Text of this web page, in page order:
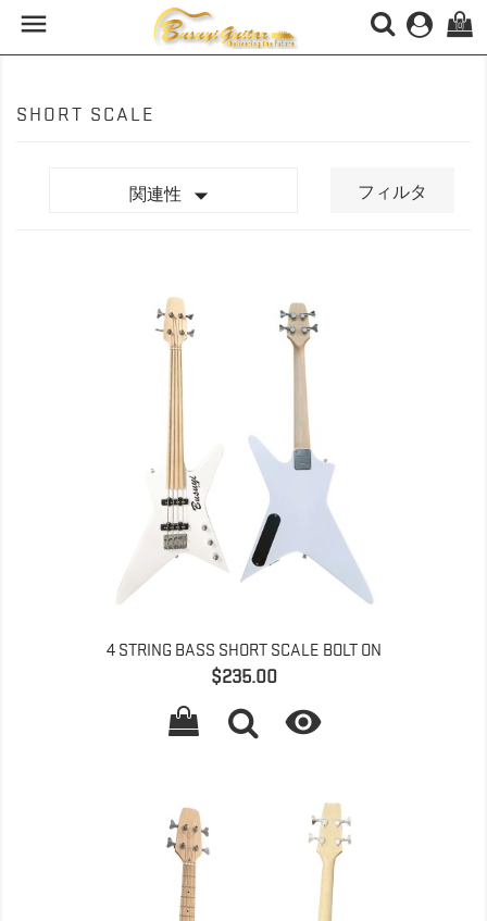
 (0)
SHORT SCALE
関連性  フィルタ
4 STRING BASS SHORT SCALE BOLT ON
価
$235.00
